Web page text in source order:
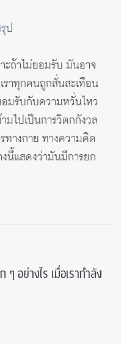
ป
ะถ้าไม่ยอมรับ มันอาจ
ราทุกคนถูกสั่นสะเทือน
มรับกับความหวั่นไหว
ไปเป็นการวิตกกังวล
ทางกาย ทางความคิด
นี้แสดงว่ามันมีการยก
อย่างไร เมื่อเรากำลัง